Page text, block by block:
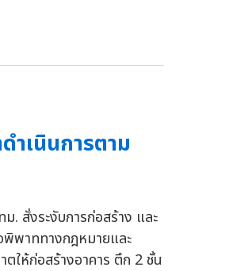
ำเนินการตาม
. สั่งระงับการก่อสร้าง และ
พิพาททางกฎหมายและ
ให้ก่อสร้างอาคาร ตึก 2 ชั้น